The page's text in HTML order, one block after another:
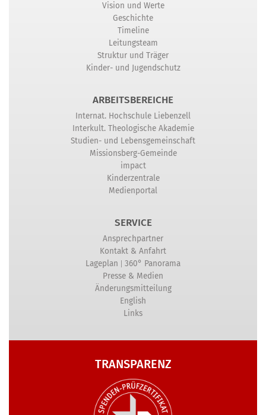
Vision und Werte
Geschichte
Timeline
Leitungsteam
Struktur und Träger
Kinder- und Jugendschutz
ARBEITSBEREICHE
Internat. Hochschule Liebenzell
Interkult. Theologische Akademie
Studien- und Lebensgemeinschaft
Missionsberg-Gemeinde
impact
Kinderzentrale
Medienportal
SERVICE
Ansprechpartner
Kontakt & Anfahrt
Lageplan | 360° Panorama
Presse & Medien
Änderungsmitteilung
English
Links
TRANSPARENZ